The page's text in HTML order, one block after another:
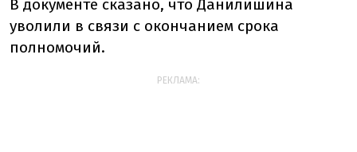
В документе сказано, что Данилишина
уволили в связи с окончанием срока
полномочий.
РЕКЛАМА: